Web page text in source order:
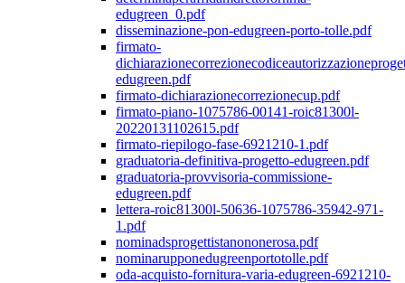
edugreen_0.pdf
disseminazione-pon-edugreen-porto-tolle.pdf
firmato-
edugreen.pdf
firmato-dichiarazionecorrezionecup.pdf
firmato-piano-1075786-00141-roic81300l-
20220131102615.pdf
firmato-riepilogo-fase-6921210-1.pdf
graduatoria-definitiva-progetto-edugreen.pdf
graduatoria-provvisoria-commissione-
edugreen.pdf
lettera-roic81300l-50636-1075786-35942-971-
1.pdf
nominadsprogettistanononerosa.pdf
nominarupponedugreenportotolle.pdf
oda-acquisto-fornitura-varia-edugreen-6921210-